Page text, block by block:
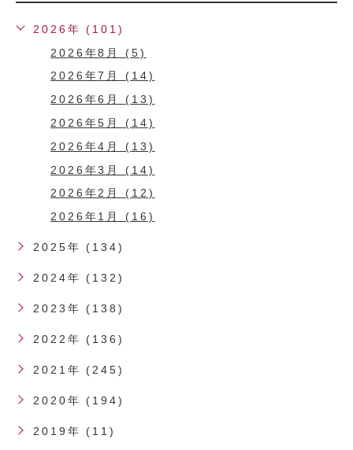
2026年 (101)
2026年8月 (5)
2026年7月 (14)
2026年6月 (13)
2026年5月 (14)
2026年4月 (13)
2026年3月 (14)
2026年2月 (12)
2026年1月 (16)
2025年 (134)
2024年 (132)
2023年 (138)
2022年 (136)
2021年 (245)
2020年 (194)
2019年 (11)